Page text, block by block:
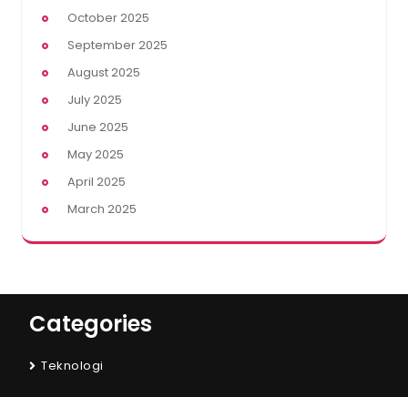
October 2025
September 2025
August 2025
July 2025
June 2025
May 2025
April 2025
March 2025
Categories
Teknologi